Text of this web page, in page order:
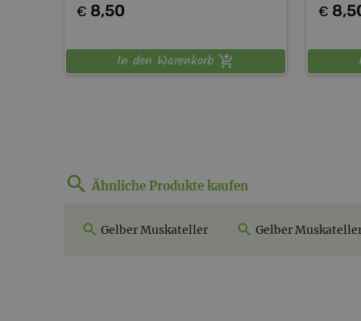
€ 8,50
In den Warenkorb
€
Ähnliche Produkte kaufen
Gelber Muskateller Gelber